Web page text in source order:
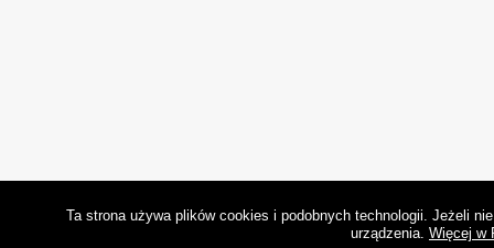
Ta strona używa plików cookies i podobnych technologii. Jeżeli
urządzenia. Więcej w